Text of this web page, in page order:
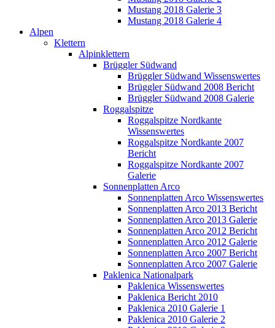
Mustang 2018 Galerie 3
Mustang 2018 Galerie 4
Alpen
Klettern
Alpinklettern
Brüggler Südwand
Brüggler Südwand Wissenswertes
Brüggler Südwand 2008 Bericht
Brüggler Südwand 2008 Galerie
Roggalspitze
Roggalspitze Nordkante
Wissenswertes
Roggalspitze Nordkante 2007
Bericht
Roggalspitze Nordkante 2007
Galerie
Sonnenplatten Arco
Sonnenplatten Arco Wissenswertes
Sonnenplatten Arco 2013 Bericht
Sonnenplatten Arco 2013 Galerie
Sonnenplatten Arco 2012 Bericht
Sonnenplatten Arco 2012 Galerie
Sonnenplatten Arco 2007 Bericht
Sonnenplatten Arco 2007 Galerie
Paklenica Nationalpark
Paklenica Wissenswertes
Paklenica Bericht 2010
Paklenica 2010 Galerie 1
Paklenica 2010 Galerie 2